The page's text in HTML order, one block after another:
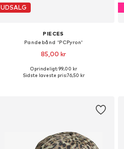
UDSALG
PIECES
Pandebånd 'PCPyron'
85,00 kr
Tilgængelige størrelser: 1
Oprindeligt: 99,00 kr
Sidste laveste pris:76,50 kr